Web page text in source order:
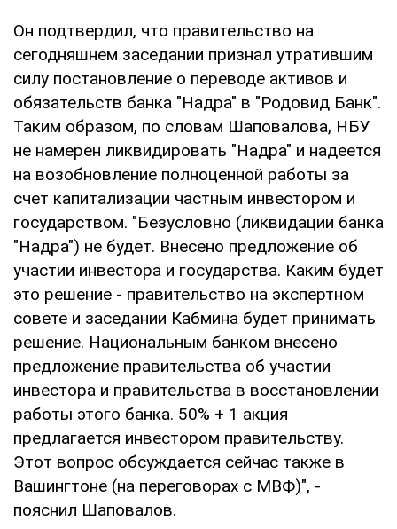
Он подтвердил, что правительство на
сегодняшнем заседании признал утратившим
силу постановление о переводе активов и
обязательств банка "Надра" в "Родовид Банк".
Таким образом, по словам Шаповалова, НБУ
не намерен ликвидировать "Надра" и надеется
на возобновление полноценной работы за
счет капитализации частным инвестором и
государством. "Безусловно (ликвидации банка
"Надра") не будет. Внесено предложение об
участии инвестора и государства. Каким будет
это решение - правительство на экспертном
совете и заседании Кабмина будет принимать
решение. Национальным банком внесено
предложение правительства об участии
инвестора и правительства в восстановлении
работы этого банка. 50% + 1 акция
предлагается инвестором правительству.
Этот вопрос обсуждается сейчас также в
Вашингтоне (на переговорах с МВФ)", -
пояснил Шаповалов.